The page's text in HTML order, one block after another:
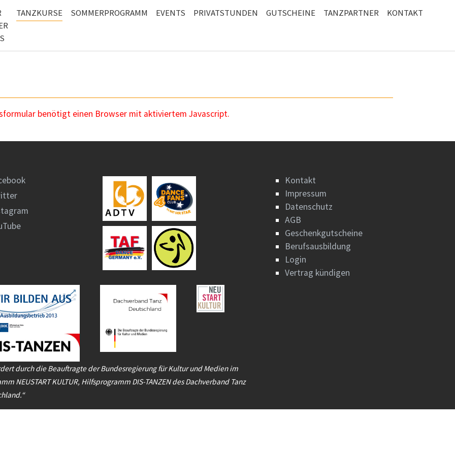
TANZKURSE SOMMERPROGRAMM EVENTS PRIVATSTUNDEN GUTSCHEINE TANZPARTNER KONTAKT
benötigt einen Browser mit aktiviertem Javascript.
durch die Beauftragte der Bundesregierung für Kultur und Medien im
NEUSTART KULTUR, Hilfsprogramm DIS-TANZEN des Dachverband Tanz
Kontakt
Impressum
Datenschutz
AGB
Geschenkgutscheine
Berufsausbildung
Login
Vertrag kündigen